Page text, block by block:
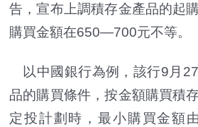
告，宣布上調積存金產品的起
購買金額在650—700元不等。
以中國銀行為例，該行9月
品的購買條件，按金額購買積
定投計劃時，最小購買金額